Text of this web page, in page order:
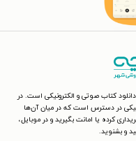
کتاب صوتی و الکترونیکی است. در
در دسترس است که در میان آن‌ها
کرده یا امانت بگیرید و در موبایل،
و بشنوید.